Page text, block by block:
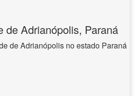
de Adrianópolis, Paraná
de Adrianópolis no estado Paraná